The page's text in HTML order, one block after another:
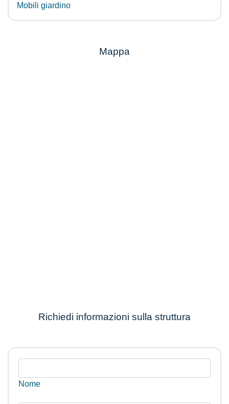
Mobili giardino
Mappa
Richiedi informazioni sulla struttura
Nome